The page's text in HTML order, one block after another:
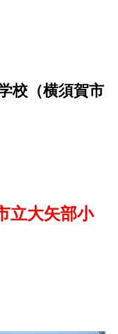
校（横須賀市
立大矢部小